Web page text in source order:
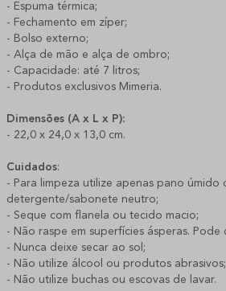
- Espuma térmica;
- Fechamento em zíper;
- Bolso externo;
- Alça de mão e alça de ombro;
- Capacidade: até 7 litros;
- Produtos exclusivos Mimeria.
Dimensões (A x L x P):
- 22,0 x 24,0 x 13,0 cm.
Cuidados:
- Para limpeza utilize apenas pano úmido
detergente/sabonete neutro;
- Seque com flanela ou tecido macio;
- Não raspe em superfícies ásperas. Pode
- Nunca deixe secar ao sol;
- Não utilize álcool ou produtos abrasivos;
- Não utilize buchas ou escovas de lavar.